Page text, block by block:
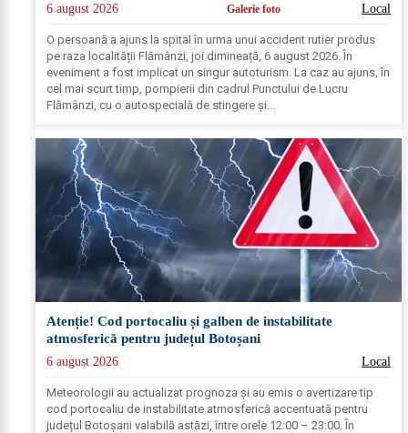
6 august 2026 Galerie foto Local
O persoană a ajuns la spital în urma unui accident rutier produs
pe raza localității Flămânzi, joi dimineață, 6 august 2026. În
eveniment a fost implicat un singur autoturism. La caz au ajuns, în
cel mai scurt timp, pompierii din cadrul Punctului de Lucru
Flămânzi, cu o autospecială de stingere și...
Atenție! Cod portocaliu și galben de instabilitate
atmosferică pentru județul Botoșani
6 august 2026 Local
Meteorologii au actualizat prognoza și au emis o avertizare tip
cod portocaliu de instabilitate atmosferică accentuată pentru
județul Botoșani valabilă astăzi, între orele 12:00 – 23:00. În